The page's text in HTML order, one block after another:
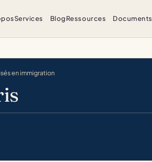
Services BlogRessources Documents
en immigration